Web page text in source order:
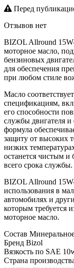
Перед
Отзывов нет
BIZOL Allround
моторное масло,
бензиновых
для обеспечения
при любом стиле
Масло
спецификациям,
его способности
службы двигателя и
формула
защиту от высоких
низких
останется чистым и
всего срока службы.
BIZOL Allround
использования в
автомобилях и
которым требуется
моторное масло.
Состав
Бренд Bizol
Вязкость по SAE
Страна